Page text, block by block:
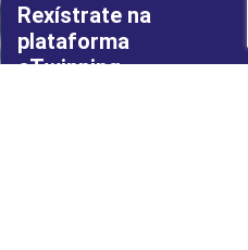
Rexístrate na
plataforma
eTwinning